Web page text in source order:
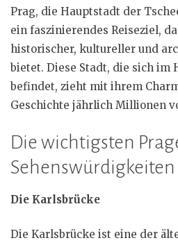
Prag, die Hauptstadt der
ein faszinierendes Reiseziel,
historischer, kultureller und
bietet. Diese Stadt, die sich im
befindet, zieht mit ihrem
Geschichte jährlich Millionen
Die wichtigsten
Sehenswürdigkeiten
Die Karlsbrücke
Die Karlsbrücke ist eine der